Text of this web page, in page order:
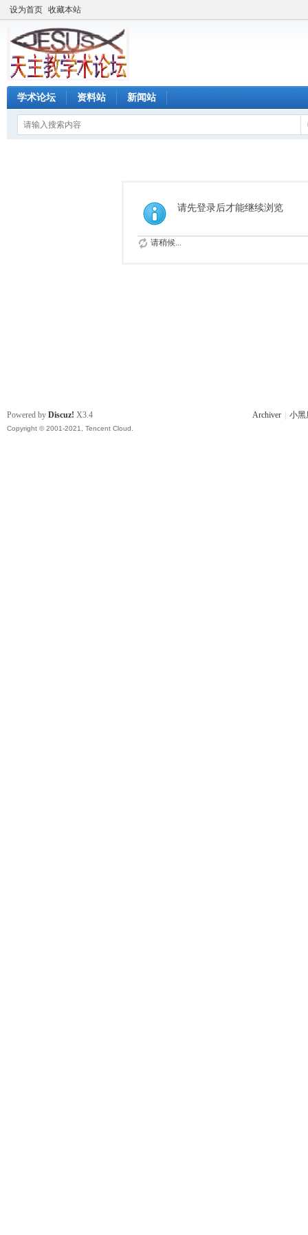
设为首页 收藏本站
学术论坛 资料站 新闻站
请先登录后才能继续浏览
请稍候...
Archiver 小黑
Powered by Discuz! X3.4
Copyright © 2001-2021, Tencent Cloud.